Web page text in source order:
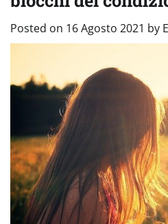
Posted on 16 Agosto 2021 by